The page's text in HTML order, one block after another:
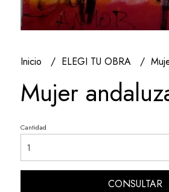
Inicio ELEGI TU OBRA
Mujer
Cantidad
CONSULTAR